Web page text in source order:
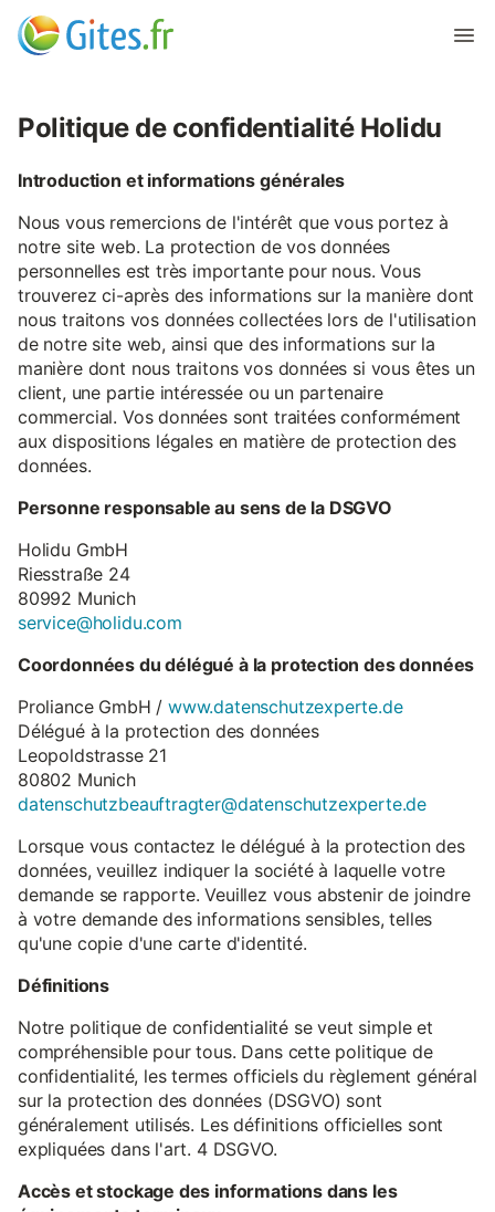
Politique de confidentialité Holidu
Introduction et informations générales
Nous vous remercions de l'intérêt que vous portez à
notre site web. La protection de vos données
personnelles est très importante pour nous. Vous
trouverez ci-après des informations sur la manière dont
nous traitons vos données collectées lors de l'utilisation
de notre site web, ainsi que des informations sur la
manière dont nous traitons vos données si vous êtes un
client, une partie intéressée ou un partenaire
commercial. Vos données sont traitées conformément
aux dispositions légales en matière de protection des
données.
Personne responsable au sens de la DSGVO
Holidu GmbH
Riesstraße 24
80992 Munich
service@holidu.com
Coordonnées du délégué à la protection des données
Proliance GmbH /www.datenschutzexperte.de
Délégué à la protection des données
Leopoldstrasse 21
80802 Munich
datenschutzbeauftragter@datenschutzexperte.de
Lorsque vous contactez le délégué à la protection des
données, veuillez indiquer la société à laquelle votre
demande se rapporte. Veuillez vous abstenir de joindre
à votre demande des informations sensibles, telles
qu'une copie d'une carte d'identité.
Définitions
Notre politique de confidentialité se veut simple et
compréhensible pour tous. Dans cette politique de
confidentialité, les termes officiels du règlement général
sur la protection des données (DSGVO) sont
généralement utilisés. Les définitions officielles sont
expliquées dans l'art. 4 DSGVO.
Accès et stockage des informations dans les